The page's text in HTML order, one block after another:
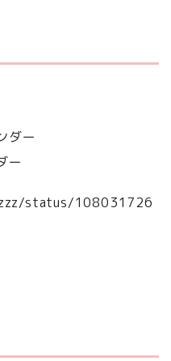
ダー
ー
status/108031726